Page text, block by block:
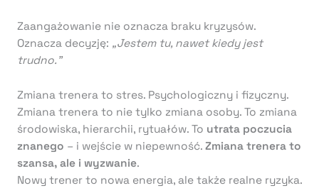
Zaangażowanie nie oznacza braku kryzysów.
Oznacza decyzję: „Jestem tu, nawet kiedy jest
trudno.”
Zmiana trenera to stres. Psychologiczny i fizyczny.
Zmiana trenera to nie tylko zmiana osoby. To zmiana
środowiska, hierarchii, rytuałów. To utrata poczucia
znanego – i wejście w niepewność. Zmiana trenera to
szansa, ale i wyzwanie.
Nowy trener to nowa energia, ale także realne ryzyka.